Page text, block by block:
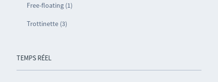
Free-floating (1)
Trottinette (3)
TEMPS RÉEL